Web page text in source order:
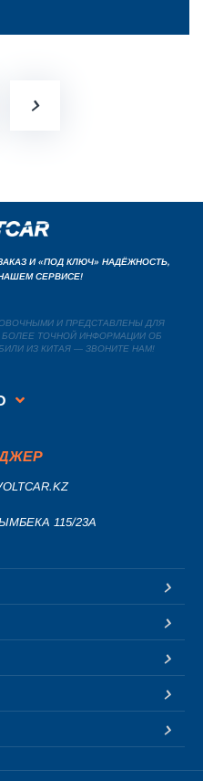
И «ПОД КЛЮЧ» НАДЁЖНОСТЬ,
СЕРВИСЕ!
И ПРЕДСТАВЛЕНЫ ДЛЯ
ТОЧНОЙ ИНФОРМАЦИИ ОБ
ИЗ КИТАЯ — ЗВОНИТЕ НАМ!
115/23A